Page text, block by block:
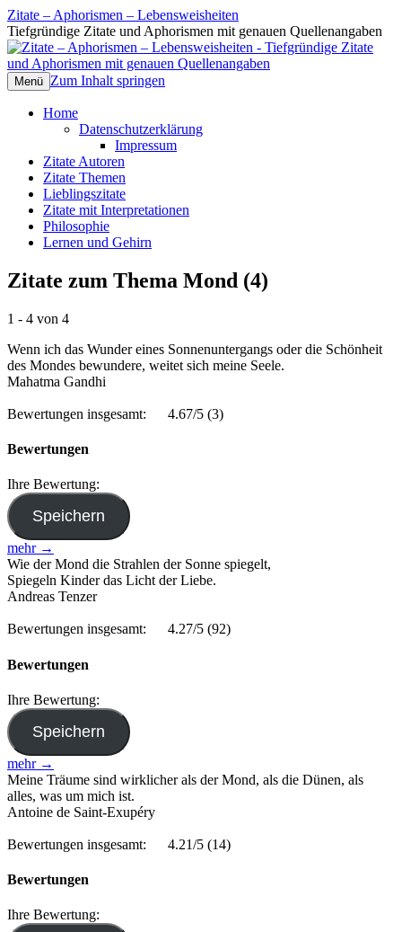
Zitate – Aphorismen – Lebensweisheiten
Tiefgründige Zitate und Aphorismen mit genauen Quellenangaben
Menü Zum Inhalt springen
Home
Datenschutzerklärung
Impressum
Zitate Autoren
Zitate Themen
Lieblingszitate
Zitate mit Interpretationen
Philosophie
Lernen und Gehirn
Zitate zum Thema Mond (4)
1 - 4 von 4
Wenn ich das Wunder eines Sonnenuntergangs oder die Schönheit
des Mondes bewundere, weitet sich meine Seele.
Mahatma Gandhi
Bewertungen insgesamt: 4.67/5 (3)
Bewertungen
Ihre Bewertung:
mehr →
Wie der Mond die Strahlen der Sonne spiegelt,
Spiegeln Kinder das Licht der Liebe.
Andreas Tenzer
Bewertungen insgesamt: 4.27/5 (92)
Bewertungen
Ihre Bewertung:
mehr →
Meine Träume sind wirklicher als der Mond, als die Dünen, als
alles, was um mich ist.
Antoine de Saint-Exupéry
Bewertungen insgesamt: 4.21/5 (14)
Bewertungen
Ihre Bewertung: